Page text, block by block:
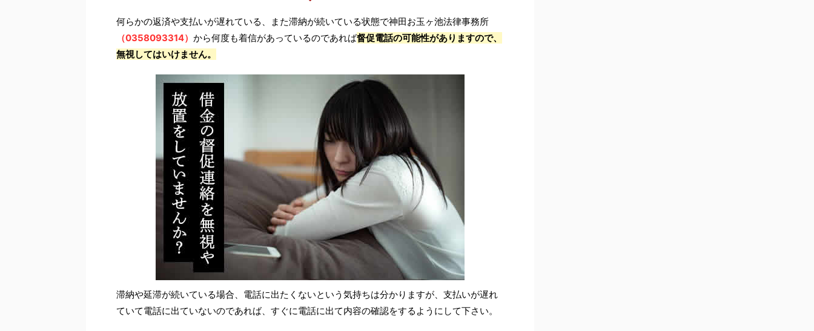
何らかの返済や支払いが遅れている、また滞納が続いている状態で神田お玉ヶ池法律事務所
（0358093314） から何度も着信があっているのであれば督促電話の可能性がありますので、
無視してはいけません。
滞納や延滞が続いている場合、電話に出たくないという気持ちは分かりますが、支払いが遅れ
ていて電話に出ていないのであれば、すぐに電話に出て内容の確認をするようにして下さい。